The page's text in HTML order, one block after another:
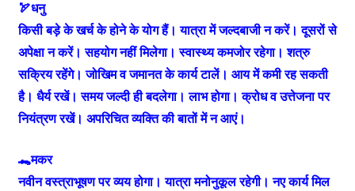
🏹धनु
किसी बड़े के खर्च के होने के योग हैं। यात्रा में जल्दबाजी न करें। दूसरों से
अपेक्षा न करें। सहयोग नहीं मिलेगा। स्वास्थ्य कमजोर रहेगा। शत्रु
सक्रिय रहेंगे। जोखिम व जमानत के कार्य टालें। आय में कमी रह सकती
है। धैर्य रखें। समय जल्दी ही बदलेगा। लाभ होगा। क्रोध व उत्तेजना पर
नियंत्रण रखें। अपरिचित व्यक्ति की बातों में न आएं।
🐊मकर
नवीन वस्त्राभूषण पर व्यय होगा। यात्रा मनोनुकूल रहेगी। नए कार्य मिल